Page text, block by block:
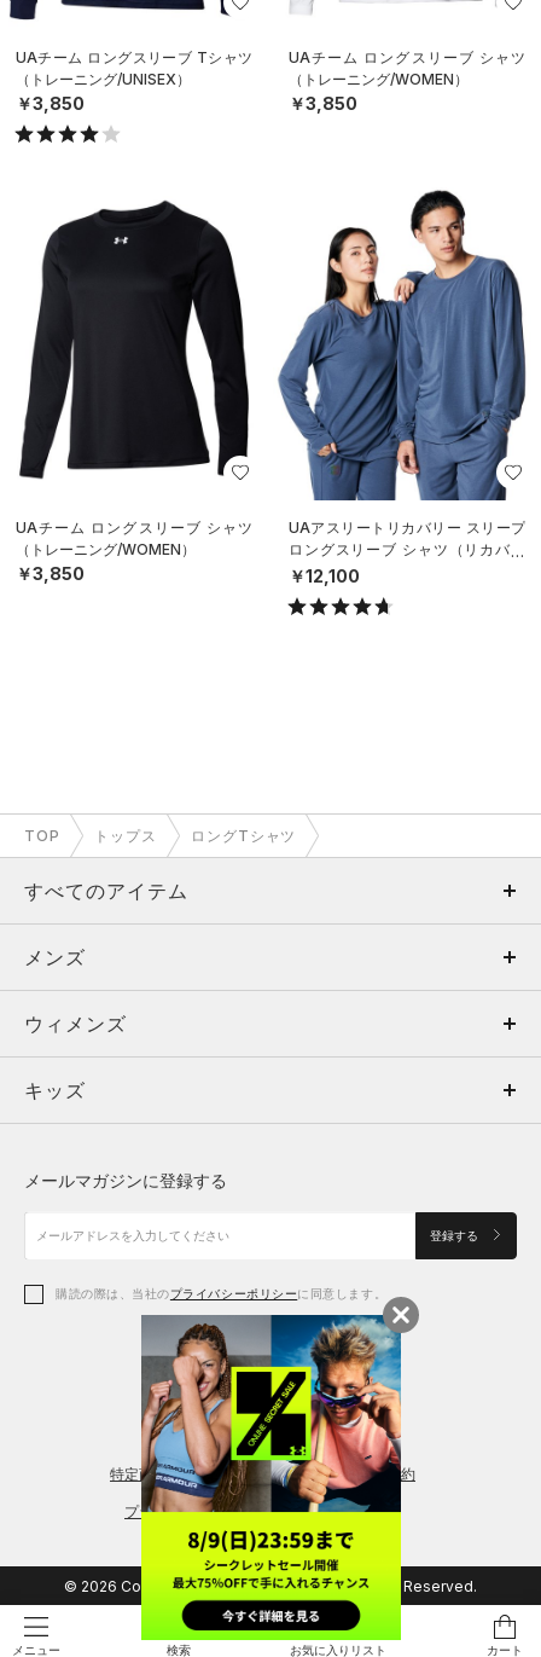
メニュー 検索 お気に入りリスト カート
UAチーム ロングスリーブ Tシャツ
（トレーニング/UNISEX）
￥3,850
UAチーム ロングスリーブ シャツ
（トレーニング/WOMEN）
￥3,850
UAチーム ロングスリーブ シャツ
（トレーニング/WOMEN）
￥3,850
UAアスリートリカバリー スリープ
ロングスリーブ シャツ（リカバリ
ー/UNISEX）
￥12,100
TOP トップス ロングTシャツ
すべてのアイテム
メンズ
ウィメンズ
キッズ
アクセサリー
メンズ
トップス
ボトムス
アクセサリー
ウィメンズ
トップス
シューズ
アクセサリー
レギンス＆タイツ
キッズ
シューズ
メールマガジンに登録する
登録する
購読の際は、当社のプライバシーポリシーに同意します。
特定商取引法に基づく通販の表記 会員規約
プライバシーポリシー
© 2026 Copyright DOME Corporation. All Rights Reserved.